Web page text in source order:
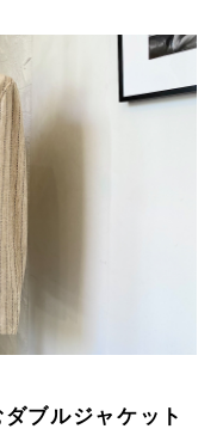
ブルジャケット